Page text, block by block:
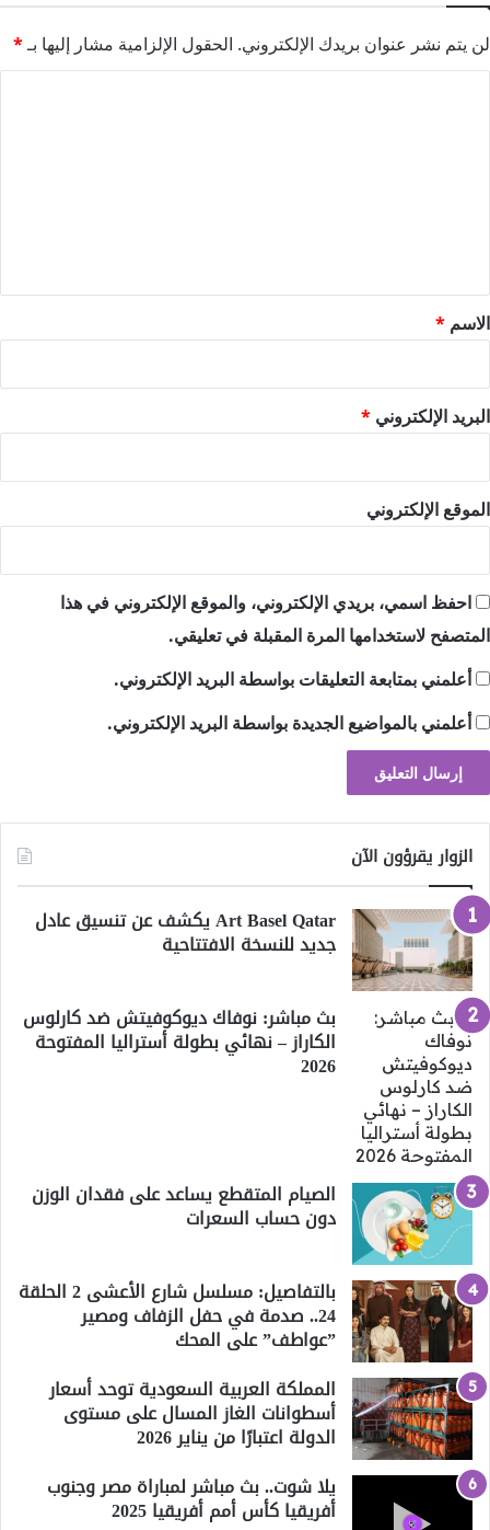
لن يتم نشر عنوان بريدك الإلكتروني. الحقول الإلزامية مشار إليها بـ*
*
الاسم *
البريد الإلكتروني *
الموقع الإلكتروني
احفظ اسمي، بريدي الإلكتروني، والموقع الإلكتروني في هذا
المتصفح لاستخدامها المرة المقبلة في تعليقي.
أعلمني بمتابعة التعليقات بواسطة البريد الإلكتروني.
أعلمني بالمواضيع الجديدة بواسطة البريد الإلكتروني.
الزوار يقرؤون الآن
Art Basel Qatar يكشف عن تنسيق عادل
جديد للنسخة الافتتاحية
بث مباشر: نوفاك ديوكوفيتش ضد كارلوس
الكاراز – نهائي بطولة أستراليا المفتوحة
2026
الصيام المتقطع يساعد على فقدان الوزن
دون حساب السعرات
بالتفاصيل: مسلسل شارع الأعشى 2 الحلقة
24.. صدمة في حفل الزفاف ومصير
”عواطف” على المحك
المملكة العربية السعودية توحد أسعار
أسطوانات الغاز المسال على مستوى
الدولة اعتبارًا من يناير 2026
يلا شوت.. بث مباشر لمباراة مصر وجنوب
أفريقيا كأس أمم أفريقيا 2025